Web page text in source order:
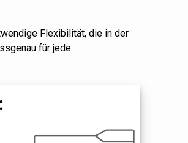
Flexibilität, die in der
für jede